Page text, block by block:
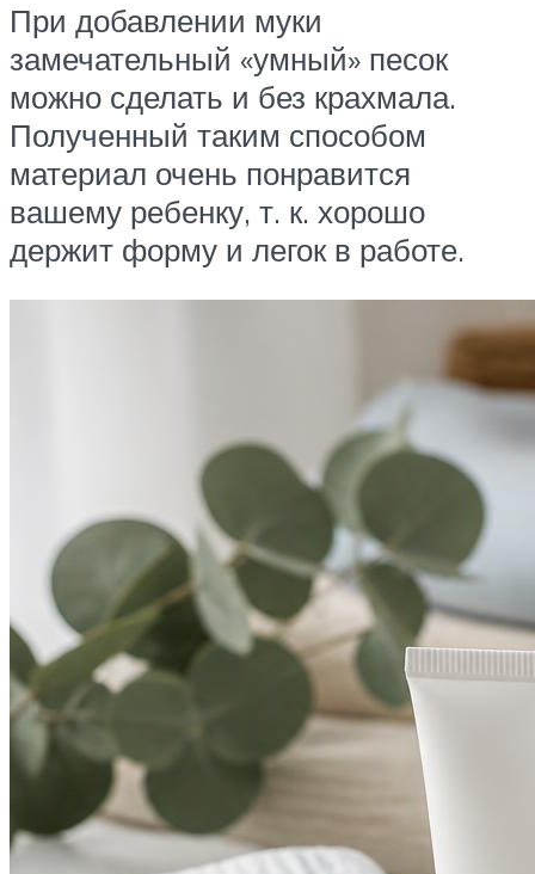
При добавлении муки
замечательный «умный» песок
можно сделать и без крахмала.
Полученный таким способом
материал очень понравится
вашему ребенку, т. к. хорошо
держит форму и легок в работе.